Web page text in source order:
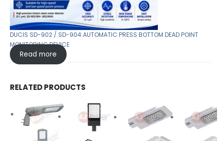
DUCIS SD-902 / SD-904 AUTOMATIC PRESS BOTTOM DEAD POINT
MONITORING DEVICE
Read more
RELATED PRODUCTS